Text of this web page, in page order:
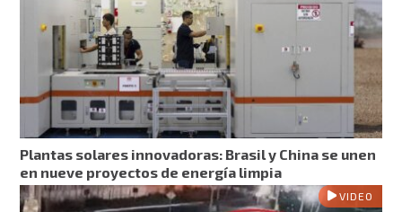
Plantas solares innovadoras: Brasil y China se unen
en nueve proyectos de energía limpia
VIDEO